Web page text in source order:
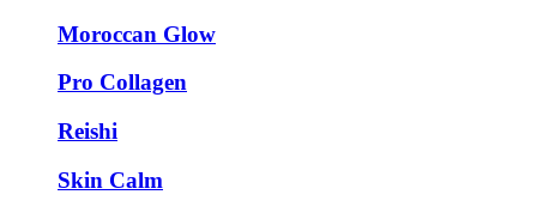
Moroccan Glow
Pro Collagen
Reishi
Skin Calm